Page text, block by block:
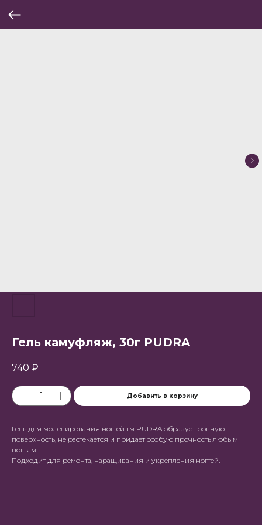
Гель камуфляж, 30г PUDRA
740 ₽
Добавить в корзину
Гель для моделирования ногтей тм PUDRA образует ровную
поверхность, не растекается и придает особую прочность любым
ногтям.
Подходит для ремонта, наращивания и укрепления ногтей.